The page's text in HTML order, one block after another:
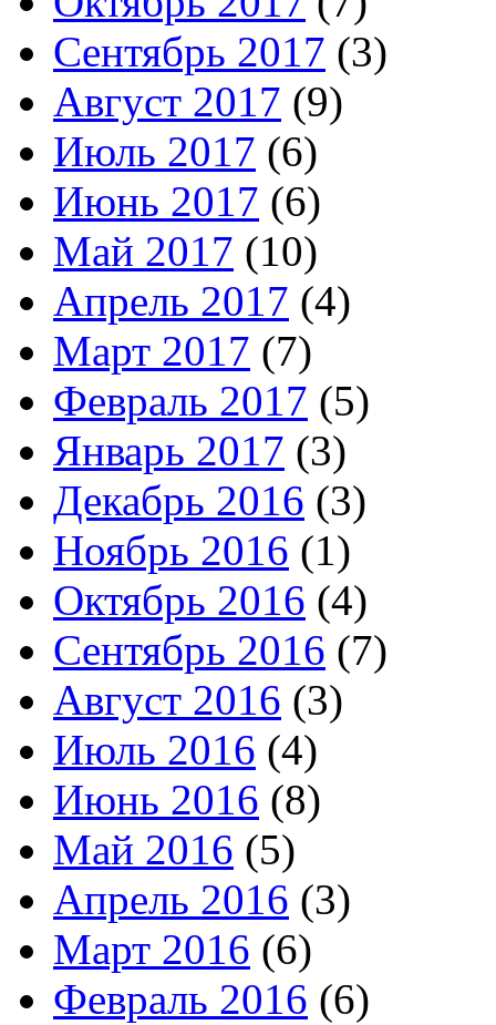
Сентябрь 2017 (3)
Август 2017 (9)
Июль 2017 (6)
Июнь 2017 (6)
Май 2017 (10)
Апрель 2017 (4)
Март 2017 (7)
Февраль 2017 (5)
Январь 2017 (3)
Декабрь 2016 (3)
Ноябрь 2016 (1)
Октябрь 2016 (4)
Сентябрь 2016 (7)
Август 2016 (3)
Июль 2016 (4)
Июнь 2016 (8)
Май 2016 (5)
Апрель 2016 (3)
Март 2016 (6)
Февраль 2016 (6)